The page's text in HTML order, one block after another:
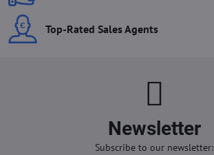
Top-Rated Sales Agents
Newsletter
Subscribe to our newsletter: